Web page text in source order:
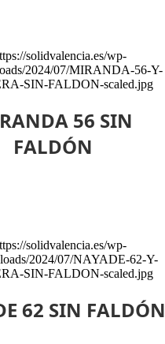
56 SIN
FALDÓN
62 SIN FALDÓN